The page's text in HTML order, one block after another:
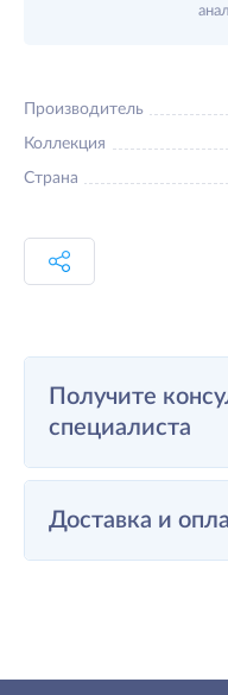
Производитель
Коллекция
Страна
Получите
специалиста
Доставка и